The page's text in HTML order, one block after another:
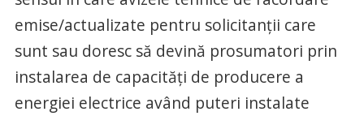
emise/actualizate pentru solicitanţii care
sunt sau doresc să devină prosumatori prin
instalarea de capacităţi de producere a
energiei electrice având puteri instalate